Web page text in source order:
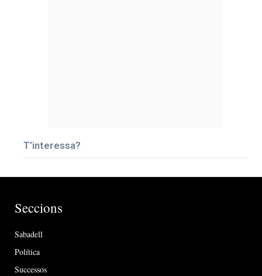
T’interessa?
Seccions
Sabadell
Política
Successos